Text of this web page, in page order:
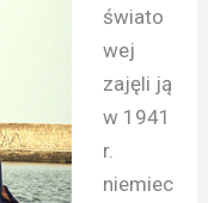
świato
wej
zajęli ją
w 1941
r.
niemiec